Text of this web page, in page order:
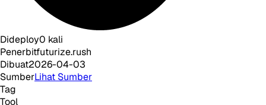
Dideploy0 kali
Penerbitfuturize.rush
Dibuat2026-04-03
SumberLihat Sumber
Tag
Tool